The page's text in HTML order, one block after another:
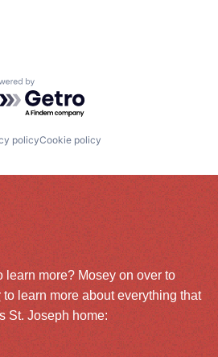
by Getro.com
policyCookie policy
learn more? Mosey on over to
to learn more about everything that
St. Joseph home: